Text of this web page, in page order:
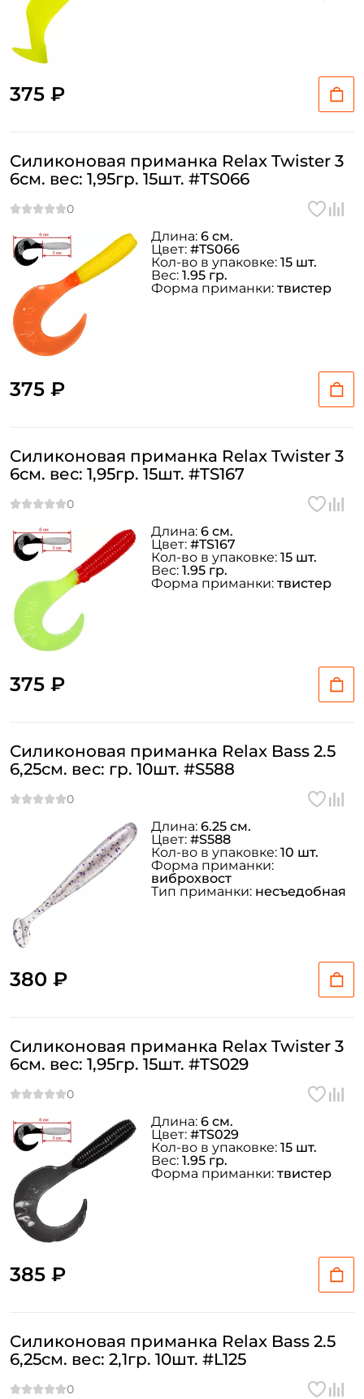
375 ₽
Силиконовая приманка Relax Twister 3
6см. вес: 1,95гр. 15шт. #TS066
375 ₽
Длина: 6 см.
Цвет: #TS066
Кол-во в упаковке: 15 шт.
Вес: 1.95 гр.
Форма приманки: твистер
Силиконовая приманка Relax Twister 3
6см. вес: 1,95гр. 15шт. #TS167
375 ₽
Длина: 6 см.
Цвет: #TS167
Кол-во в упаковке: 15 шт.
Вес: 1.95 гр.
Форма приманки: твистер
Силиконовая приманка Relax Bass 2.5
6,25см. вес: гр. 10шт. #S588
380 ₽
Длина: 6.25 см.
Цвет: #S588
Кол-во в упаковке: 10 шт.
Форма приманки:
виброхвост
Тип приманки: несъедобная
Силиконовая приманка Relax Twister 3
6см. вес: 1,95гр. 15шт. #TS029
385 ₽
Длина: 6 см.
Цвет: #TS029
Кол-во в упаковке: 15 шт.
Вес: 1.95 гр.
Форма приманки: твистер
Силиконовая приманка Relax Bass 2.5
6,25см. вес: 2,1гр. 10шт. #L125